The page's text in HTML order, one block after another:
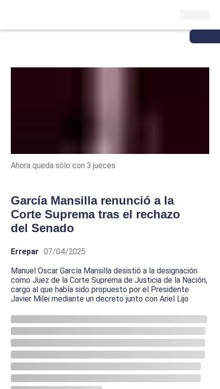
Ahora queda sólo con 3 jueces
García Mansilla renunció a la
Corte Suprema tras el rechazo
del Senado
Errepar 07/04/2025
Manuel Oscar García Mansilla desistió a la designación
como Juez de la Corte Suprema de Justicia de la Nación,
cargo al que había sido propuesto por el Presidente
Javier Milei mediante un decreto junto con Ariel Lijo